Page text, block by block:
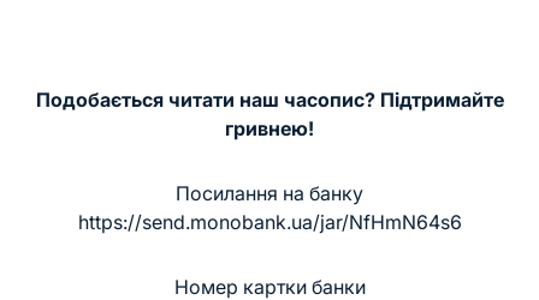
Подобається читати наш часопис? Підтримайте
гривнею!
Посилання на банку
https://send.monobank.ua/jar/NfHmN64s6
Номер картки банки